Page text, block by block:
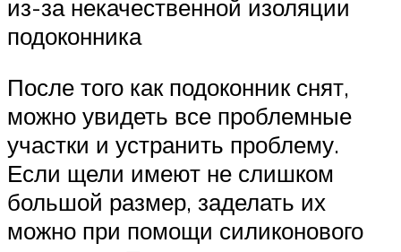
из-за некачественной изоляции
подоконника
После того как подоконник снят,
можно увидеть все проблемные
участки и устранить проблему.
Если щели имеют не слишком
большой размер, заделать их
можно при помощи силиконового